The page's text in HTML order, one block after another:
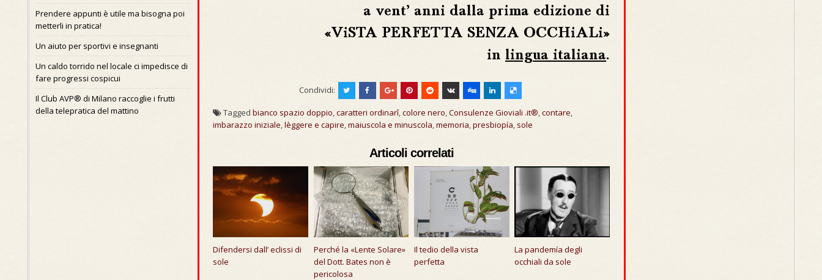
a vent’ anni dalla prima edizione di
«ViSTA PERFETTA SENZA OCCHiALi»
in lingua italiana.
Condividi:
Taggedbianco spazio doppio,caratteri ordinarî,colore nero,Consulenze Gioviali .it®,contare,
imbarazzo iniziale,lèggere e capire,maiuscola e minuscola,memoria,presbiopía, sole
Articoli correlati
Difendersi dall’ eclissi di
sole
Perché la «Lente Solare»
del Dott. Bates non è
pericolosa
Il tedio della vista
perfetta
La pandemía degli
occhiali da sole
Prendere appunti è utile ma bisogna poi
metterli in pratica!
Un aiuto per sportivi e insegnanti
Un caldo torrido nel locale ci impedisce di
fare progressi cospicui
Il Club AVP® di Milano raccoglie i frutti
della telepratica del mattino